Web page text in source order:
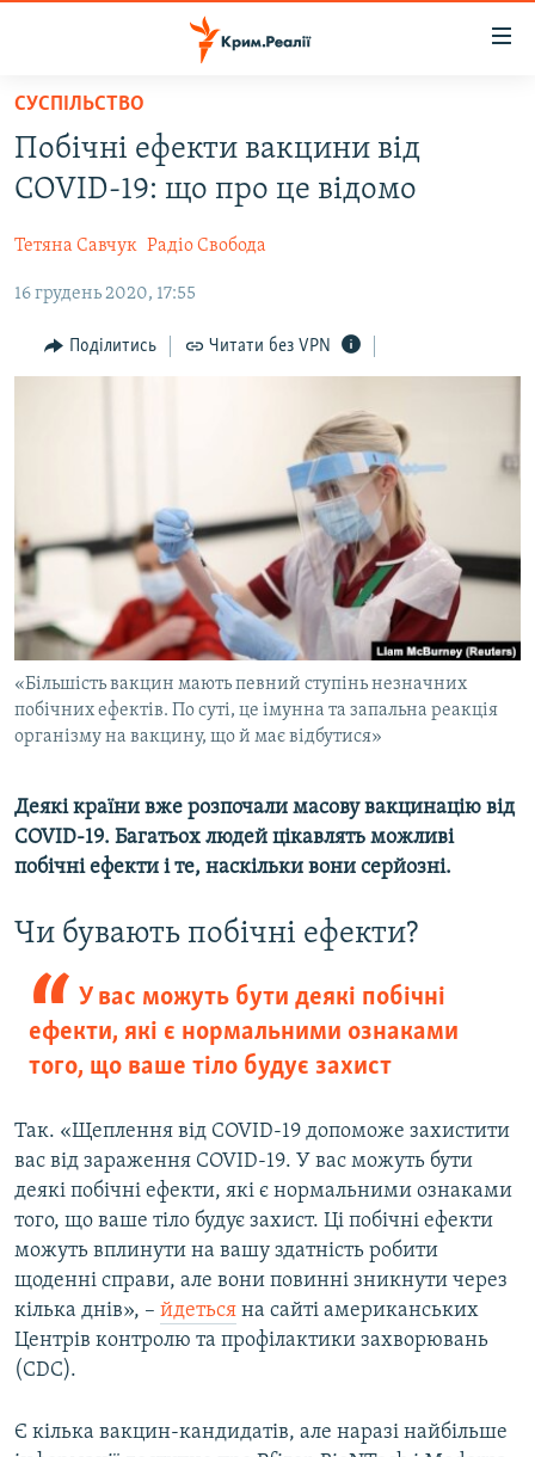
Перейти
основного
матеріалу
до
навігації
Перейти
НОВИНИ
ПОЛІТИКА
БЛОГИ
ПОГЛЯД
ВІДЕОУРОКИ «ELIFBE»
СВІДЧЕННЯ ОКУПАЦІЇ
УКРАЇНСЬКА ПРОБЛЕМА КРИМУ
ІНФОГРАФІКА
ЯК ОБІЙТИ БЛОКУВАННЯ
Русский
Qırımtatar
ДОЛУЧАЙСЯ!
Усі сайти RFE/RL
СУСПІЛЬСТВО
Побічні ефекти вакцини від
COVID-19: що про це відомо
Тетяна Савчук Радіо Свобода
16 грудень 2020, 17:55
Поділитись Читати без VPN
«Більшість вакцин мають певний ступінь незначних
побічних ефектів. По суті, це імунна та запальна реакція
організму на вакцину, що й має відбутися»
Деякі країни вже розпочали масову вакцинацію від
COVID-19. Багатьох людей цікавлять можливі
побічні ефекти і те, наскільки вони серйозні.
Чи бувають побічні ефекти?
У вас можуть бути деякі побічні
ефекти, які є нормальними ознаками
того, що ваше тіло будує захист
Так. «Щеплення від COVID-19 допоможе захистити
вас від зараження COVID-19. У вас можуть бути
деякі побічні ефекти, які є нормальними ознаками
того, що ваше тіло будує захист. Ці побічні ефекти
можуть вплинути на вашу здатність робити
щоденні справи, але вони повинні зникнути через
кілька днів», – йдеться на сайті американських
Центрів контролю та профілактики захворювань
(CDC).
Є кілька вакцин-кандидатів, але наразі найбільше